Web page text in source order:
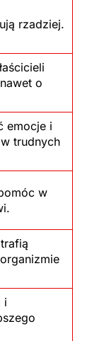
rzadziej.
o
emocje i
trudnych
w
i